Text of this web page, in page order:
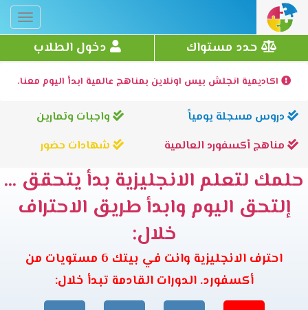
حدد مستواك دخول الطلاب
اكاديمية انجلش بيس اونلاين بمناهج عالمية ابدأ اليوم معنا.
دروس مسجلة يومياً
واجبات وتمارين
مناهج أكسفورد العالمية
شهادات حضور
حلمك لتعلم الانجليزية بدأ يتحقق ...
إلتحق اليوم وابدأ طريق الاحتراف
خلال:
احترف الانجليزية وانت في بيتك 6 مستويات من
أكسفورد. الدورات القادمة تبدأ خلال: